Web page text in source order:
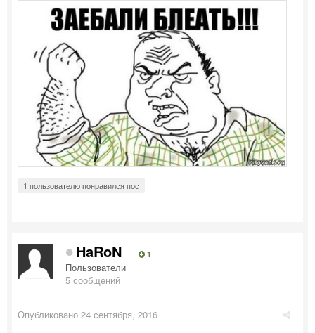
1 пользователю понравился пост
HaRoN 1
Пользователи
5 сообщений
Опубликовано 24 сентября, 2016